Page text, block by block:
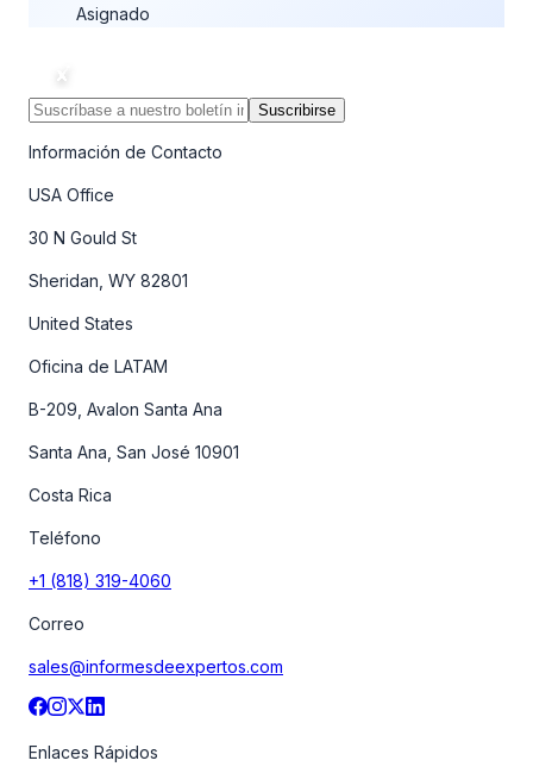
Asignado
Suscribirse
Información de Contacto
USA Office
30 N Gould St
Sheridan, WY 82801
United States
Oficina de LATAM
B-209, Avalon Santa Ana
Santa Ana, San José 10901
Costa Rica
Teléfono
+1 (818) 319-4060
Correo
sales@informesdeexpertos.com
Enlaces Rápidos